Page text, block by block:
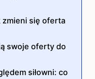
zmieni się oferta
swoje oferty do
siłowni: co